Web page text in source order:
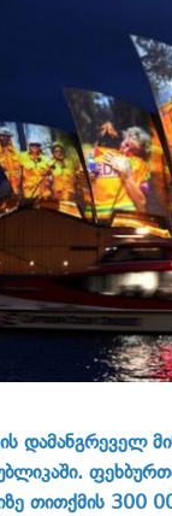
დამანგრეველ
თითქმის 300